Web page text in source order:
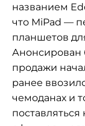
названием
что MiPad —
планшетов
Анонсирован
продажи
ранее
чемоданах и